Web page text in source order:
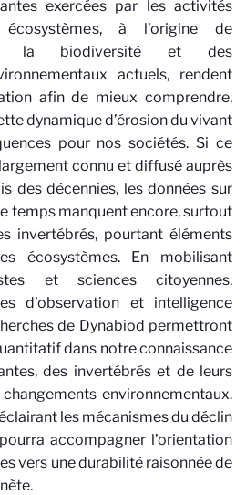
exercées par les activités
à l’origine de
la biodiversité et des
actuels, rendent
afin de mieux comprendre,
dynamique d’érosion du vivant
pour nos sociétés. Si ce
connu et diffusé auprès
des décennies, les données sur
temps manquent encore, surtout
invertébrés, pourtant éléments
écosystèmes. En mobilisant
et sciences citoyennes,
d’observation et intelligence
de Dynabiod permettront
dans notre connaissance
des invertébrés et de leurs
environnementaux.
les mécanismes du déclin
accompagner l’orientation
vers une durabilité raisonnée de